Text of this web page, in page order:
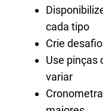
cada tipo
Crie
Use pinças
variar